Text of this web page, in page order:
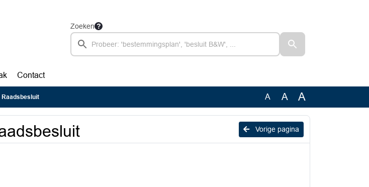
Zoeken
Contact
Raadsbesluit A A A
Vorige pagina